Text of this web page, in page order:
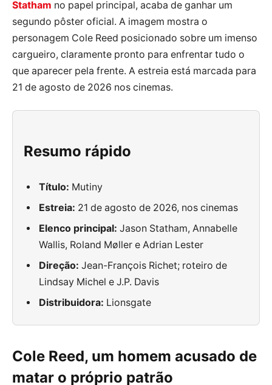
Statham no papel principal, acaba de ganhar um
segundo pôster oficial. A imagem mostra o
personagem Cole Reed posicionado sobre um imenso
cargueiro, claramente pronto para enfrentar tudo o
que aparecer pela frente. A estreia está marcada para
21 de agosto de 2026 nos cinemas.
Resumo rápido
Título: Mutiny
Estreia: 21 de agosto de 2026, nos cinemas
Elenco principal: Jason Statham, Annabelle
Wallis, Roland Møller e Adrian Lester
Direção: Jean-François Richet; roteiro de
Lindsay Michel e J.P. Davis
Distribuidora: Lionsgate
Cole Reed, um homem acusado de
matar o próprio patrão